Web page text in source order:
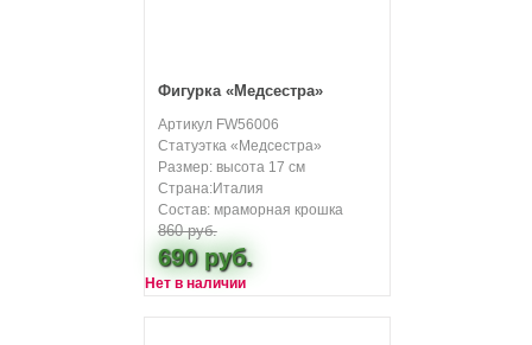
Фигурка «Медсестра»
Артикул FW56006
Статуэтка «Медсестра»
Размер: высота 17 см
Страна:Италия
Состав: мраморная крошка
860 руб.
690 руб.
Нет в наличии